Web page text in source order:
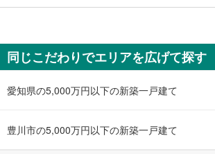
豊川市江島町下ノ郷
980万円
未定
建物面積 -
飯田線 「東上」駅 徒歩35分
同じこだわりでエリアを広げて探す
愛知県の5,000万円以下の新築一戸建て
豊川市の5,000万円以下の新築一戸建て